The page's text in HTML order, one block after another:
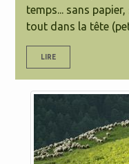
temps... sans
tout dans la tête
LIRE